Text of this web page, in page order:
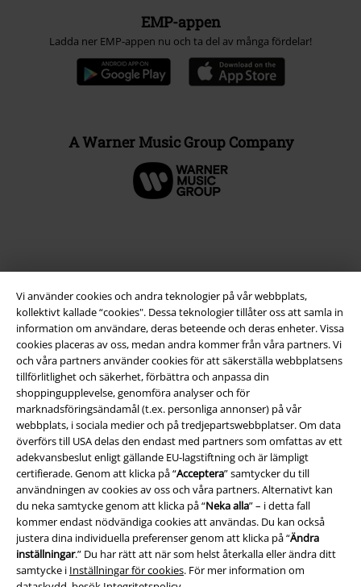
Vi använder cookies och andra teknologier på vår webbplats,
kollektivt kallade “cookies". Dessa teknologier tillåter oss att samla in
information om användare, deras beteende och deras enheter. Vissa
cookies placeras av oss, medan andra kommer från våra partners. Vi
och våra partners använder cookies för att säkerställa webbplatsens
tillförlitlighet och säkerhet, förbättra och anpassa din
shoppingupplevelse, genomföra analyser och för
marknadsföringsändamål (t.ex. personliga annonser) på vår
webbplats, i sociala medier och på tredjepartswebbplatser. Om data
överförs till USA delas den endast med partners som omfattas av ett
adekvansbeslut enligt gällande EU-lagstiftning och är lämpligt
certifierade. Genom att klicka på “Acceptera” samtycker du till
användningen av cookies av oss och våra partners. Alternativt kan
du neka samtycke genom att klicka på “Neka alla” – i detta fall
kommer endast nödvändiga cookies att användas. Du kan också
justera dina individuella preferenser genom att klicka på “Ändra
inställningar.” Du har rätt att när som helst återkalla eller ändra ditt
samtycke i Inställningar för cookies. För mer information om
EMP-appen
Ladda ner EMP-appen nu och ta del av många fördelar!
A Warner Music Group Company
Juridisk information/Villkor
Villkor
Om oss
Ladda ner villkoren
Avfallshantering och miljöskydd
Försäkran om överensstämmelse